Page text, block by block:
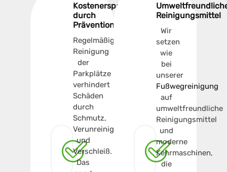
Kostenersparnis
durch
Prävention
Regelmäßige
Reinigung
der
Parkplätze
verhindert
Schäden
durch
Schmutz,
Verunreinigungen
und
Verschleiß.
Das
Reinigungsmittel
Wir
setzen
wie
bei
unserer
Fußwegreinigung
auf
umweltfreundliche
Reinigungsmittel
und
moderne
Kehrmaschinen,
die